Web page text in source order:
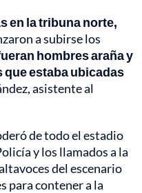
en la tribuna norte,
a subirse los
hombres araña y
que estaba ubicadas
asistente al
de todo el estadio
y los llamados a la
del escenario
para contener a la